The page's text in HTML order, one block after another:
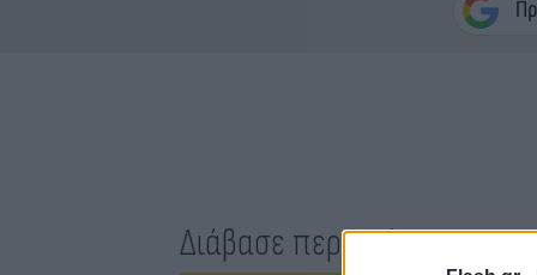
Διάβασε περισσότερα